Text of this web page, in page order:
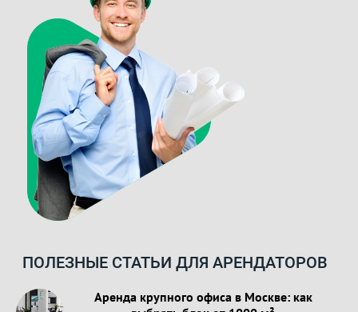
ПОЛЕЗНЫЕ СТАТЬИ ДЛЯ АРЕНДАТОРОВ
Аренда крупного офиса в Москве: как